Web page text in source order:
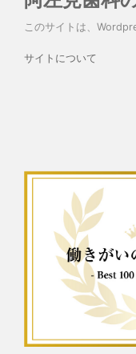
このサイトは、
サイトについて